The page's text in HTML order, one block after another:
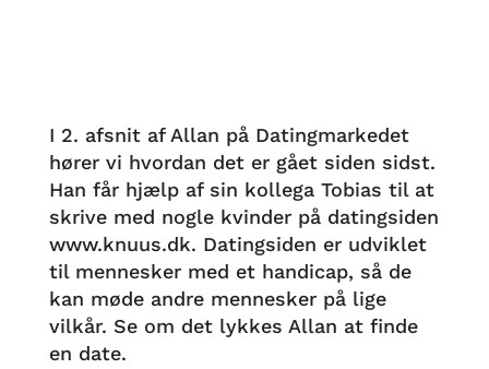
I 2. afsnit af Allan på Datingmarkedet
hører vi hvordan det er gået siden sidst.
Han får hjælp af sin kollega Tobias til at
skrive med nogle kvinder på datingsiden
www.knuus.dk. Datingsiden er udviklet
til mennesker med et handicap, så de
kan møde andre mennesker på lige
vilkår. Se om det lykkes Allan at finde
en date.